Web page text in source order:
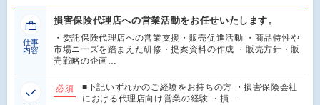
仕事
内容
損害保険代理店への営業活動をお任せいたします。
・委託保険代理店への営業支援・販売促進活動 ・商品特性や
市場ニーズを踏まえた研修・提案資料の作成 ・販売方針・販
売戦略の企画…
必須
■下記いずれかのご経験をお持ちの方 ・損害保険会社
における代理店向け営業の経験 ・損…